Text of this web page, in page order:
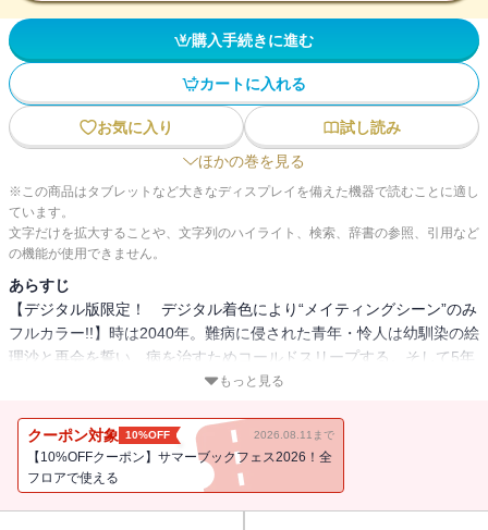
購入手続きに進む
カートに入れる
お気に入り
試し読み
ほかの巻を見る
※この商品はタブレットなど大きなディスプレイを備えた機器で読むことに適し
ています。
文字だけを拡大することや、文字列のハイライト、検索、辞書の参照、引用など
の機能が使用できません。
あらすじ
【デジタル版限定！ デジタル着色により“メイティングシーン”のみ
フルカラー!!】時は2040年。難病に侵された青年・怜人は幼馴染の絵
理沙と再会を誓い、病を治すためコールドスリープする。そして5年
後――。目覚めた怜人を待っていたのは99.9%の男が死滅し50億人
幕！
もっと見る
クーポン対象 10%OFF 2026.08.11まで
【10%OFFクーポン】サマーブックフェス2026！全
フロアで使える